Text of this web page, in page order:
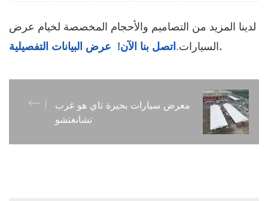
لدينا المزيد من التصاميم والأحجام المخصصة لخيام عرض
السيارات.اتصل بنا الآن! عرض البيانات التفصيلية.
معرض سيارات بحيرة تاي هو غرب
تشانغتشو